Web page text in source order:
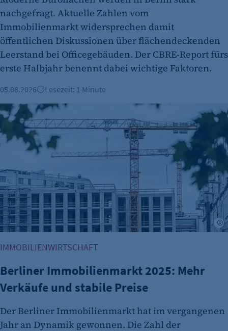
etracker Analytics
Name:
et_oi_v2
Anbieter:
etracker GmbH
Zweck:
Cookie Erkennung
Cookie Laufzeit:
etracker Analytics
Name:
et_allow_cookies
etracker GmbH
Zweck:
Es erlaubt eTracker Cookies zu setzen.
480 Tage
nachgefragt. Aktuelle Zahlen vom
Immobilienmarkt widersprechen damit
öffentlichen Diskussionen über flächendeckenden
Leerstand bei Officegebäuden. Der CBRE-Report fürs
erste Halbjahr benennt dabei wichtige Faktoren.
05.08.2026 Lesezeit: 1 Minute
Berliner Immobilienmarkt 2025: Mehr Verkäufe und stabile
IMMOBILIENWIRTSCHAFT
Berliner Immobilienmarkt 2025: Mehr
Verkäufe und stabile Preise
Der Berliner Immobilienmarkt hat im vergangenen
Jahr an Dynamik gewonnen. Die Zahl der